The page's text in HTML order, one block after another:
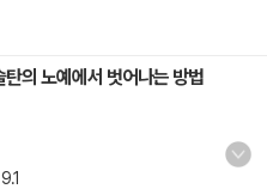
의 노예에서 벗어나는 방법
9.1